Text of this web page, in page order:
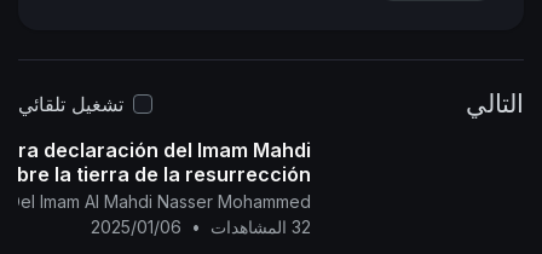
https://nasser-alyamani.org/sh....owthread.php?التالي
تشغيل تلقائي
declaración del Imam Mahdi
la tierra de la resurrección....
Del Imam Al Mahdi Nasser Mohammed
32 المشاهدات
•
2025/01/06